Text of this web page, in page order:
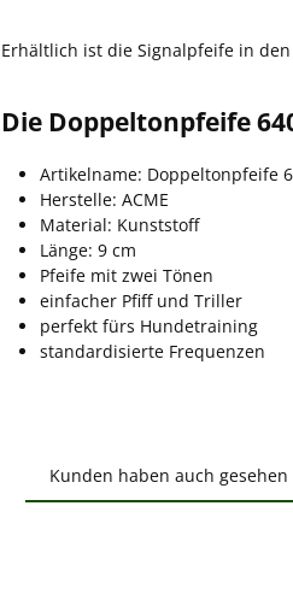
Erhältlich ist die Signalpfeife in
Die Doppeltonpfeife
Artikelname: Doppeltonpfeife
Herstelle: ACME
Material: Kunststoff
Länge: 9 cm
Pfeife mit zwei Tönen
einfacher Pfiff und Triller
perfekt fürs Hundetraining
standardisierte Frequenzen
Kunden haben auch gesehen